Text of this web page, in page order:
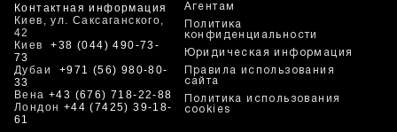
Контактная информация
Киев, ул. Саксаганского,
42
Киев+38 (044) 490-73-
73
Дубаи +971 (56) 980-80-
33
Вена +43 (676) 718-22-88
Лондон +44 (7425) 39-18-
61
Агентам
Политика
конфиденциальности
Юридическая информация
Правила использования
сайта
Политика использования
cookies